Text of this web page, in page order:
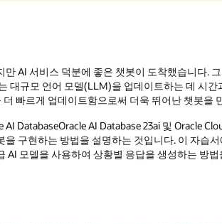
만 AI 서비스 덕분에 좋은 챗봇이 도착했습니다.
대규모 언어 모델(LLM)을 업데이트하는 데 시
빠르게 업데이트함으로써 더욱 뛰어난 챗봇을
AI DatabaseOracle AI Database 23ai 및 Oracle
을 구현하는 방법을 설명하는 것입니다. 이 자습
AI 모델을 사용하여 상황별 응답을 생성하는 방